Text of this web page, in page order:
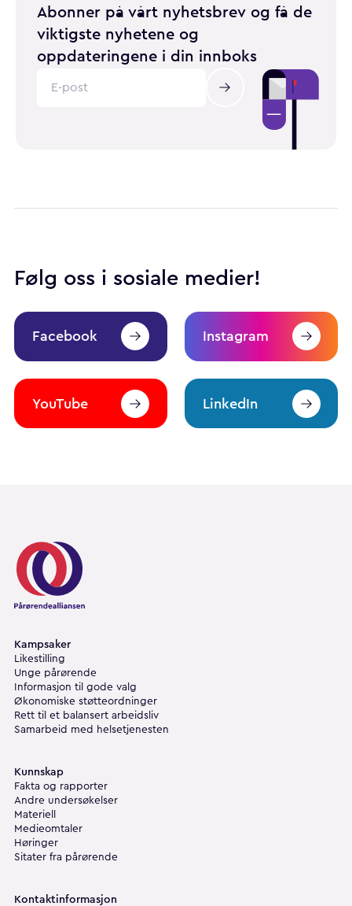
Abonner på vårt nyhetsbrev og få de
viktigste nyhetene og
oppdateringene i din innboks
Følg oss i sosiale medier!
Facebook Instagram
YouTube LinkedIn
Pårørendealliansen
Kampsaker
Likestilling
Unge pårørende
Informasjon til gode valg
Økonomiske støtteordninger
Rett til et balansert arbeidsliv
Samarbeid med helsetjenesten
Kunnskap
Fakta og rapporter
Andre undersøkelser
Materiell
Medieomtaler
Høringer
Sitater fra pårørende
Kontaktinformasjon